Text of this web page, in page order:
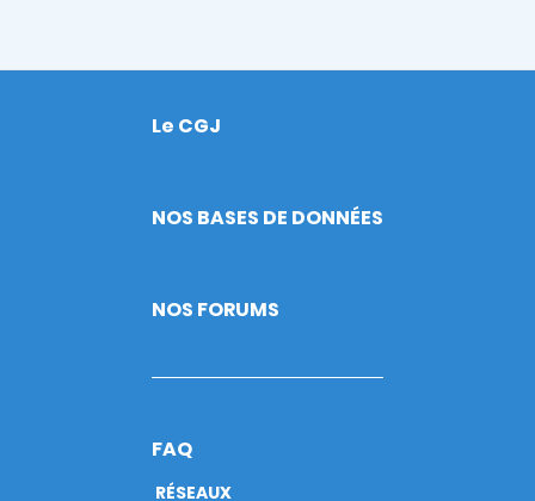
Footer
Le CGJ
NOS BASES DE DONNÉES
NOS FORUMS
FAQ
RÉSEAUX